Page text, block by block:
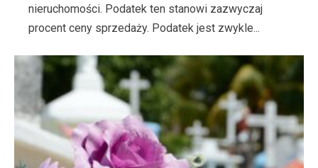
nieruchomości. Podatek ten stanowi zazwyczaj
procent ceny sprzedaży. Podatek jest zwykle...